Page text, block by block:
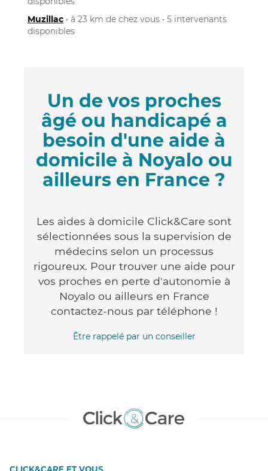
Muzillac • à 23 km de chez vous • 5 intervenants
disponibles
Un de vos proches
âgé ou handicapé a
besoin d'une aide à
domicile à Noyalo ou
ailleurs en France ?
Les aides à domicile Click&Care sont
sélectionnées sous la supervision de
médecins selon un processus
rigoureux. Pour trouver une aide pour
vos proches en perte d'autonomie à
Noyalo ou ailleurs en France
contactez-nous par téléphone !
Être rappelé par un conseiller